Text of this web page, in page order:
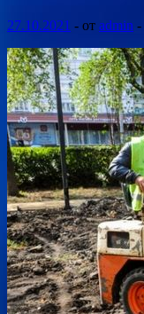
27.10.2021 - от admin -